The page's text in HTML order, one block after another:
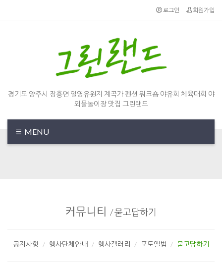
로그인 회원가입
경기도 양주시 장흥면 일영유원지 계곡가 펜션 워크숍 야유회 체육대회 야
외물놀이장 맛집 그린랜드
MENU
커뮤니티 /묻고답하기
공지사항 행사단체안내 행사갤러리 포토앨범 묻고답하기